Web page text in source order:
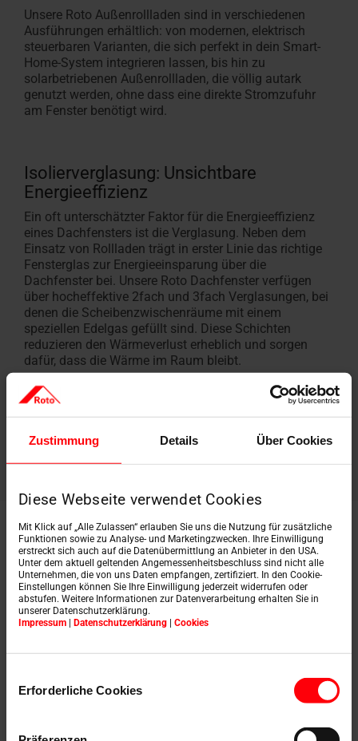
Zustimmung Details Über Cookies
Diese Webseite verwendet Cookies
Mit Klick auf „Alle Zulassen“ erlauben Sie uns die Nutzung für zusätzliche
Funktionen sowie zu Analyse- und Marketingzwecken. Ihre Einwilligung
erstreckt sich auch auf die Datenübermittlung an Anbieter in den USA.
Unter dem aktuell geltenden Angemessenheitsbeschluss sind nicht alle
Unternehmen, die von uns Daten empfangen, zertifiziert. In den Cookie-
Einstellungen können Sie Ihre Einwilligung jederzeit widerrufen oder
abstufen. Weitere Informationen zur Datenverarbeitung erhalten Sie in
unserer Datenschutzerklärung.
Impressum | Datenschutzerklärung | Cookies
Erforderliche Cookies
Unsere Roto Außenrollladen sind in verschiedenen
Ausführungen erhältlich: von modernen, elektrisch
steuerbaren Varianten, die sich perfekt in dein Smart-
Home-System integrieren lassen, bis hin zu
solarbetriebenen Außenrollladen, die völlig autark
genutzt werden, ohne dass eine direkte Stromzufuhr
am Fenster benötigt wird.
Isolierverglasung: Unsichtbare
Energieeffizienz
Ein oft unterschätzter Faktor für die Energieeffizienz
eines Dachfensters ist die Verglasung. Neben dem
Einsatz von Rollladen trägt in erster Linie das richtige
Fensterglas zur Energieeinsparung über die
Dachfenster bei. Unsere Roto Dachfenster verfügen
über hocheffektive 2fach und 3fach Verglasungen, bei
denen die Scheibenzwischenräume mit einem
speziellen Edelgas gefüllt sind. Diese Schichten
reduzieren den Wärmeverlust erheblich und sorgen
dafür, dass die Wärme im Raum bleibt.
Jetzt Angebot anfordern
Das RotoDesigno
Heat: Heizen und
Energie sparen in
einem
Das Designo Heat ist ein echtes Highlight in unserem
die besonders in Dachräumen ideal ist, in denen wenig